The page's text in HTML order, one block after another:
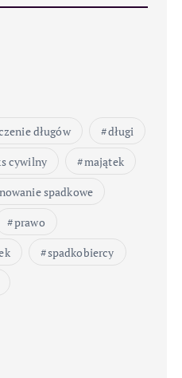
długów
długi
cywilny
majątek
spadkowe
prawo
spadkobiercy